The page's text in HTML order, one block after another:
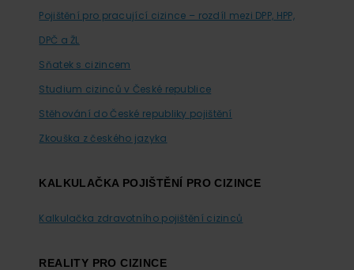
Pojištění pro pracující cizince – rozdíl mezi DPP, HPP,
DPČ a ŽL
Sňatek s cizincem
Studium cizinců v České republice
Stěhování do České republiky pojištění
Zkouška z českého jazyka
KALKULAČKA POJIŠTĚNÍ PRO CIZINCE
Kalkulačka zdravotního pojištění cizinců
REALITY PRO CIZINCE